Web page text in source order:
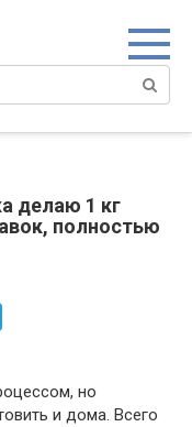
делаю 1 кг
полностью
но
и дома. Всего